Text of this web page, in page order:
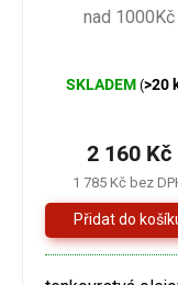
nad 1000Kč
je
5,0
z
5
SKLADEM (>20
1 785 Kč bez
2 160 Kč